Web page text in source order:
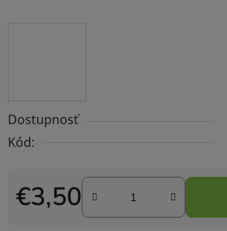
Dostupnosť
Kód:
€3,50
Jednotková cena: